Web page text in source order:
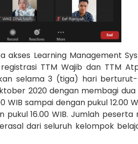
Learning Management
TTM Wajib dan TTM
selama 3 (tiga) hari
2020 dengan membagi dua
sampai dengan pukul 12.00
pukul 16.00 WIB. Jumlah peserta
dari seluruh kelompok